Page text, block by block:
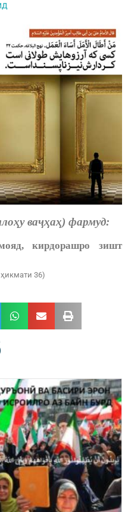
ваҷҳаҳ) фармуд:
кирдорашро зишт
36)